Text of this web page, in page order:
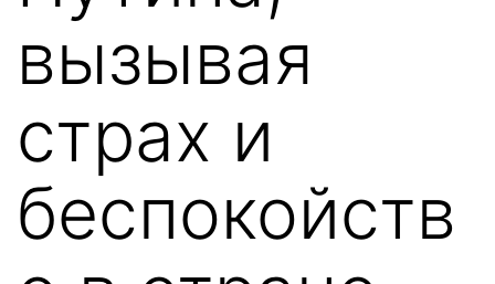
вызывая
страх и
беспокойств